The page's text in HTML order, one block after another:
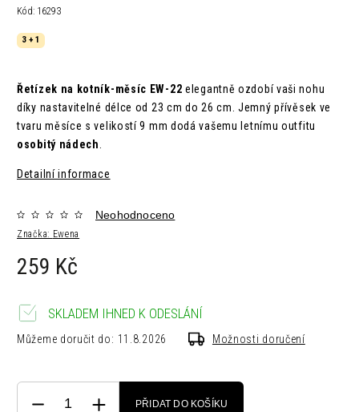
Kód: 16293
3 + 1
Řetízek na kotník-měsíc EW-22 elegantně ozdobí vaši nohu
díky nastavitelné délce od 23 cm do 26 cm. Jemný přívěsek ve
tvaru měsíce s velikostí 9 mm dodá vašemu letnímu outfitu
osobitý nádech
Detailní informace
Značka: Ewena
Neohodnoceno
259 Kč
SKLADEM IHNED K ODESLÁNÍ
Můžeme doručit do: 11.8.2026 Možnosti doručení
PŘIDAT DO KOŠÍKU